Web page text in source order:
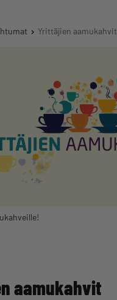
Yrittäjien aamukahvit
aamukahvit